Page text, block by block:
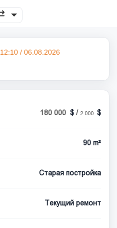
12:10 / 06.08.2026
180 000 / 2 000
90 m²
Старая постройка
Текущий ремонт